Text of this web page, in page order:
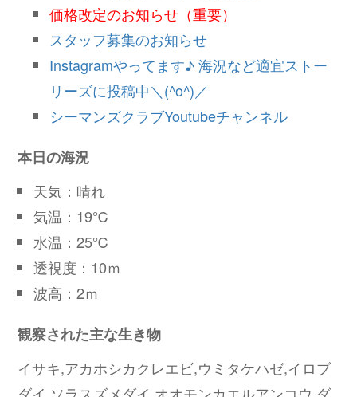
価格改定のお知らせ（重要）
スタッフ募集のお知らせ
Instagramやってます♪ 海況など適宜ストー
リーズに投稿中＼(^o^)／
シーマンズクラブYoutubeチャンネル
本日の海況
天気：晴れ
気温：19℃
水温：25℃
透視度：10ｍ
波高：2ｍ
観察された主な生き物
イサキ,アカホシカクレエビ,ウミタケハゼ,イロブ